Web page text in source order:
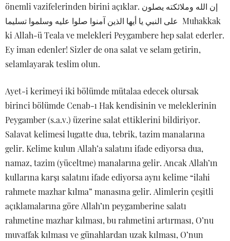
önemli vazifelerinden birini açıklar. إن الله وملائكته يصلون
على النبي يا أيها الذين آمنوا صلوا عليه وسلموا تسليما Muhakkak
ki Allah-ü Teala ve melekleri Peygambere hep salat ederler.
Ey iman edenler! Sizler de ona salat ve selam getirin,
selamlayarak teslim olun.
Ayet-i kerimeyi iki bölümde mütalaa edecek olursak
birinci bölümde Cenab-ı Hak kendisinin ve meleklerinin
Peygamber (s.a.v.) üzerine salat ettiklerini bildiriyor.
Salavat kelimesi lugatte dua, tebrik, tazim manalarına
gelir. Kelime kulun Allah’a salatını ifade ediyorsa dua,
namaz, tazim (yüceltme) manalarına gelir. Ancak Allah’ın
kullarına karşı salatını ifade ediyorsa aynı kelime “ilahi
rahmete mazhar kılma” manasına gelir. Alimlerin çeşitli
açıklamalarına göre Allah’ın peygamberine salatı
rahmetine mazhar kılması, bu rahmetini artırması, O’nu
muvaffak kılması ve günahlardan uzak kılması, O’nun